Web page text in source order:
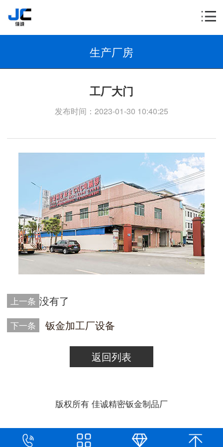
生产厂房
工厂大门
发布时间：2023-01-30 10:40:25
上一条 没有了
下一条 钣金加工厂设备
返回列表
版权所有 佳诚精密钣金制品厂